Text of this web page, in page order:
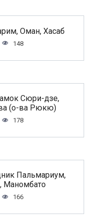
Оман, Хасаб
148
Сюри-дзе,
(о-ва Рюкю)
178
Пальмариум,
Маномбато
166